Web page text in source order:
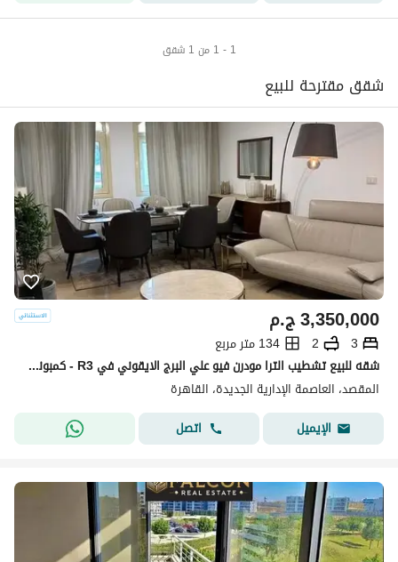
1 - 1 من 1 شقق
شقق مقترحة للبيع
ج.م3,350,000
3
2
134 متر مربع
شقه للبيع تشطيب الترا مودرن فيو علي البرج الايقوني في R3 - كمبوند المقصد العاصمه الاداريه دقايق من مدينتى Al Maqsad in New Capital
المقصد، العاصمة الإدارية الجديدة، القاهرة
الإيميل
اتصل